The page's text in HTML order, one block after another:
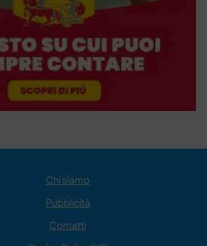
Chi siamo
Pubblicità
Contatti